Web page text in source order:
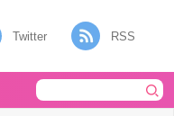
Twitter RSS